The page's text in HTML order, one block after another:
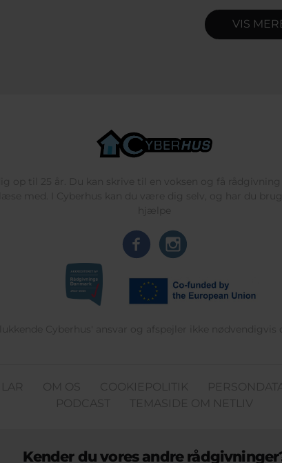
VIS
op til 25 år. Du kan skrive til en voksen og få
med. I Cyberhus kan du være dig selv, og har du
hjælpe
Cyberhus' ansvar og afspejler ikke
OM OS COOKIEPOLITIK
PODCAST
TEMASIDE OM NETLIV
Kender du vores andre